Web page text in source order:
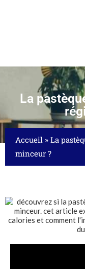
La
Accueil » La
minceur ?